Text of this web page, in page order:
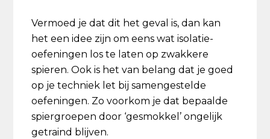
Vermoed je dat dit het geval is, dan kan
het een idee zijn om eens wat isolatie-
oefeningen los te laten op zwakkere
spieren. Ook is het van belang dat je goed
op je techniek let bij samengestelde
oefeningen. Zo voorkom je dat bepaalde
spiergroepen door ‘gesmokkel’ ongelijk
getraind blijven.